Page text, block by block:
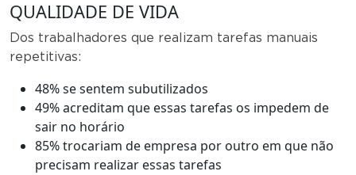
QUALIDADE DE VIDA
Dos trabalhadores que realizam tarefas manuais
repetitivas:
48% se sentem subutilizados
49% acreditam que essas tarefas os impedem de
sair no horário
85% trocariam de empresa por outro em que não
precisam realizar essas tarefas